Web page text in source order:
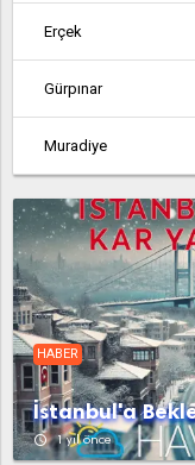
Erçek
Gürpınar
Muradiye
Özalp
Yavuzlar
HABER
İstanbul'a
access_time 1 yıl önce